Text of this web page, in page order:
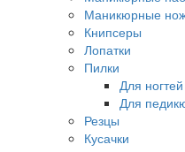
Маникюрные
Книпсеры
Лопатки
Пилки
Для ногтей
Для
Резцы
Кусачки